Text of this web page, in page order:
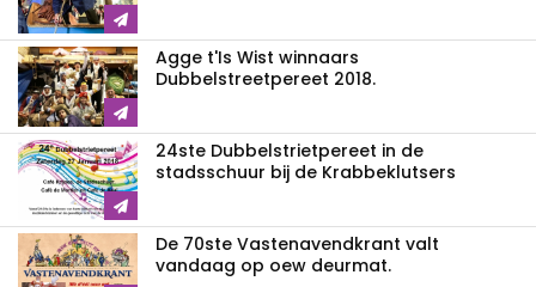
Agge t'Is Wist winnaars
Dubbelstreetpereet 2018.
24ste Dubbelstrietpereet in de
stadsschuur bij de Krabbeklutsers
De 70ste Vastenavendkrant valt
vandaag op oew deurmat.